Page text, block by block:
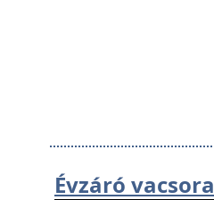
Évzáró vacsora